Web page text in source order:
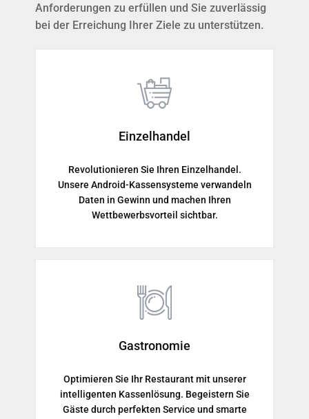
Anforderungen zu erfüllen und Sie zuverlässig
bei der Erreichung Ihrer Ziele zu unterstützen.
Einzelhandel
Revolutionieren Sie Ihren Einzelhandel.
Unsere Android-Kassensysteme verwandeln
Daten in Gewinn und machen Ihren
Wettbewerbsvorteil sichtbar.
Gastronomie
Optimieren Sie Ihr Restaurant mit unserer
intelligenten Kassenlösung. Begeistern Sie
Gäste durch perfekten Service und smarte